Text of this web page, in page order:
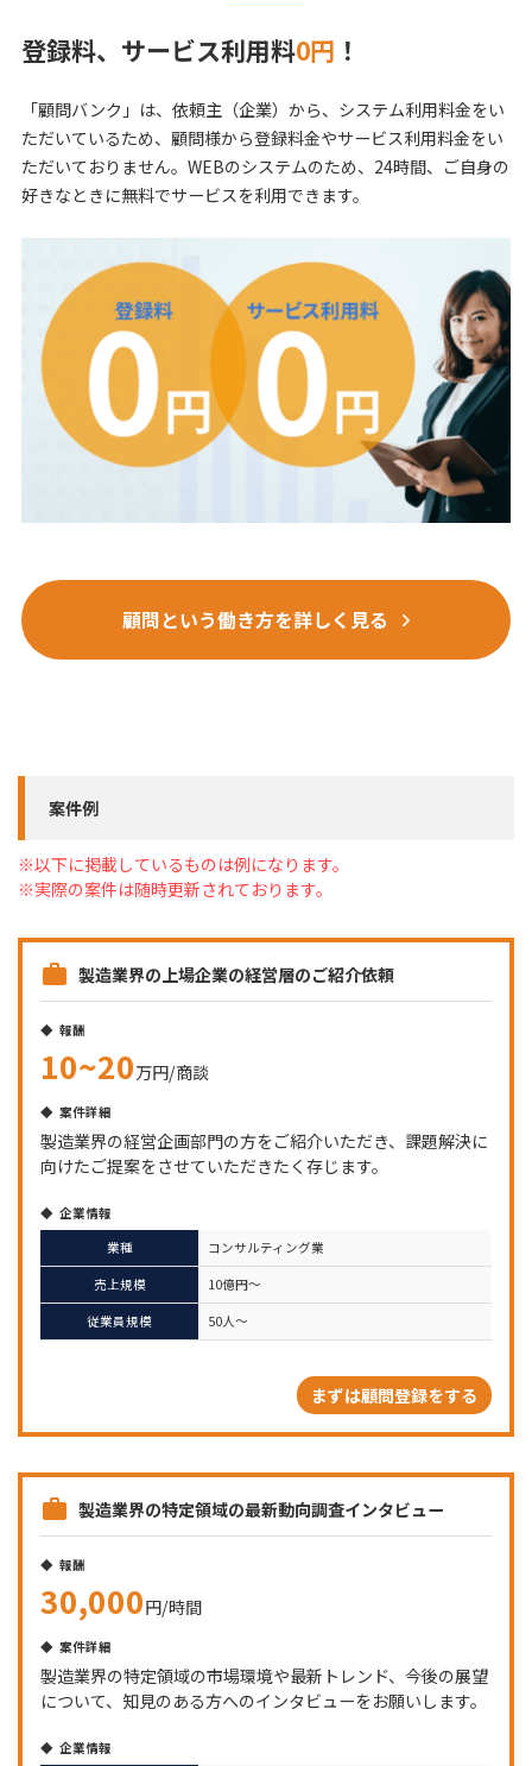
登録料、サービス利用料0円 ！
「顧問バンク」は、依頼主（企業）から、システム利用料金をい
ただいているため、顧問様から登録料金やサービス利用料金をい
ただいておりません。WEBのシステムのため、24時間、ご自身の
好きなときに無料でサービスを利用できます。
顧問という働き方を詳しく見る
案件例
※以下に掲載しているものは例になります。
※実際の案件は随時更新されております。
製造業界の上場企業の経営層のご紹介依頼
報酬
10~20万円/商談
案件詳細
製造業界の経営企画部門の方をご紹介いただき、課題解決に
向けたご提案をさせていただきたく存じます。
企業情報
業種
コンサルティング業
売上規模 10億円～
従業員規模 50人～
まずは顧問登録をする
製造業界の特定領域の最新動向調査インタビュー
報酬
30,000円/時間
案件詳細
製造業界の特定領域の市場環境や最新トレンド、今後の展望
について、知見のある方へのインタビューをお願いします。
企業情報